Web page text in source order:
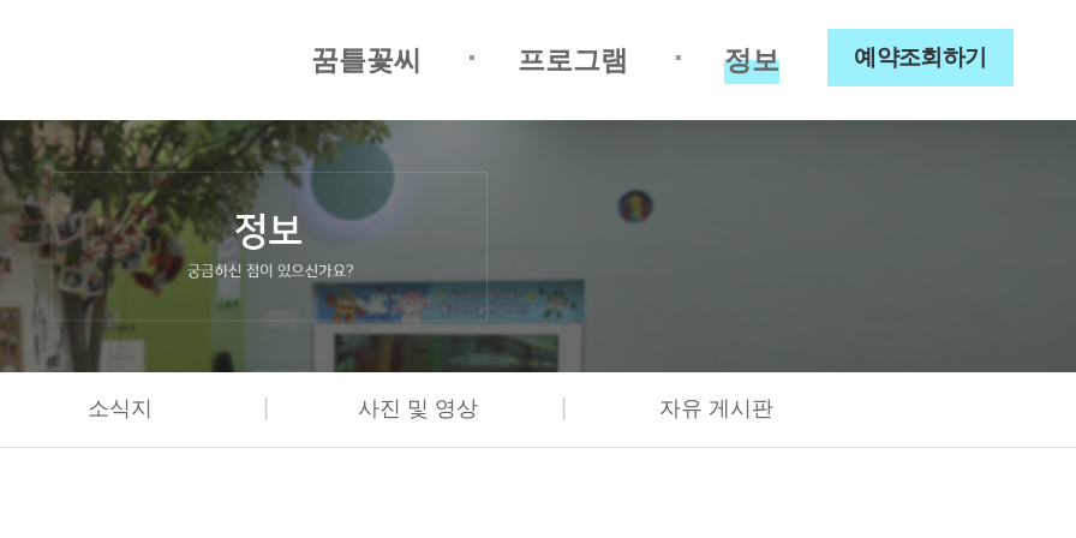
예약조회하기
정보
프로그램
꿈틀꽃씨
소식지 사진 및 영상 자유 게시판